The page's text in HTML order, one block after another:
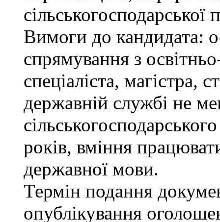
сільськогосподарської
Вимоги до кандидата:
спрямування з
спеціаліста, магістра,
державній службі не
років, вміння
державної мови.
Термін подання
опублікування